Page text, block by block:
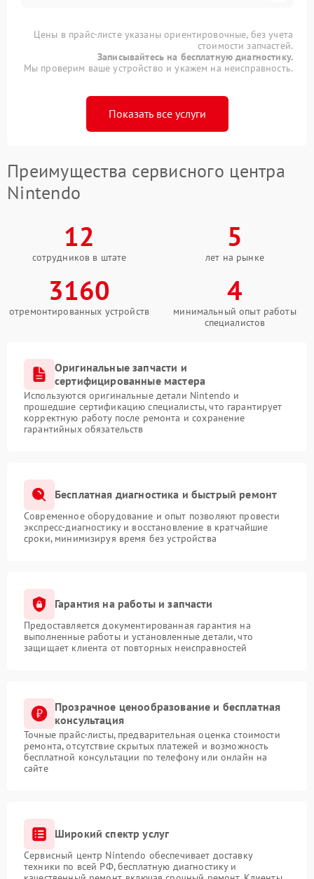
Цены в прайс-листе указаны ориентировочные, без учета
стоимости запчастей.
Записывайтесь на бесплатную диагностику.
Мы проверим ваше устройство и укажем на неисправность.
Показать все услуги
Преимущества сервисного центра
Nintendo
12
сотрудников в штате
5
лет на рынке
3160
отремонтированных устройств
4
минимальный опыт работы
специалистов
Оригинальные запчасти и
сертифицированные мастера
Используются оригинальные детали Nintendo и
прошедшие сертификацию специалисты, что гарантирует
корректную работу после ремонта и сохранение
гарантийных обязательств
Бесплатная диагностика и быстрый ремонт
Современное оборудование и опыт позволяют провести
экспресс-диагностику и восстановление в кратчайшие
сроки, минимизируя время без устройства
Гарантия на работы и запчасти
Предоставляется документированная гарантия на
выполненные работы и установленные детали, что
защищает клиента от повторных неисправностей
Прозрачное ценообразование и бесплатная
консультация
Точные прайс-листы, предварительная оценка стоимости
ремонта, отсутствие скрытых платежей и возможность
бесплатной консультации по телефону или онлайн на
сайте
Широкий спектр услуг
Сервисный центр Nintendo обеспечивает доставку
техники по всей РФ, бесплатную диагностику и